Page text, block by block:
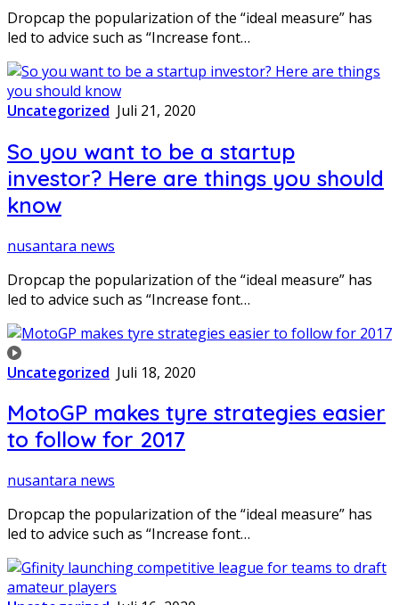
Dropcap the popularization of the “ideal measure” has
led to advice such as “Increase font…
Uncategorized Juli 21, 2020
So you want to be a startup
investor? Here are things you should
know
nusantara news
Dropcap the popularization of the “ideal measure” has
led to advice such as “Increase font…
Uncategorized Juli 18, 2020
MotoGP makes tyre strategies easier
to follow for 2017
nusantara news
Dropcap the popularization of the “ideal measure” has
led to advice such as “Increase font…